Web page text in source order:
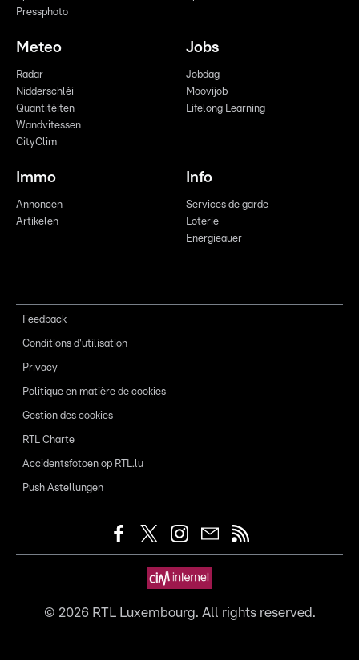
Pressphoto
Meteo
Radar
Nidderschléi
Quantitéiten
Wandvitessen
CityClim
Jobs
Jobdag
Moovijob
Lifelong Learning
Immo
Annoncen
Artikelen
Info
Services de garde
Loterie
Energieauer
Feedback
Conditions d'utilisation
Privacy
Politique en matière de cookies
Gestion des cookies
RTL Charte
Accidentsfotoen op RTL.lu
Push Astellungen
© 2026RTL Luxembourg. All rights reserved.